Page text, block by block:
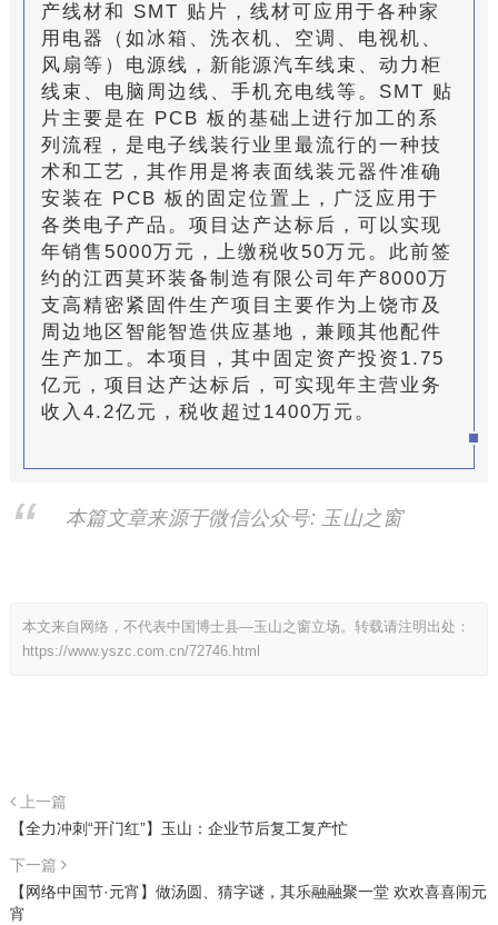
产线材和 SMT 贴片，线材可应用于各种家
用电器（如冰箱、洗衣机、空调、电视机、
风扇等）电源线，新能源汽车线束、动力柜
线束、电脑周边线、手机充电线等。SMT 贴
片主要是在 PCB 板的基础上进行加工的系
列流程，是电子线装行业里最流行的一种技
术和工艺，其作用是将表面线装元器件准确
安装在 PCB 板的固定位置上，广泛应用于
各类电子产品。项目达产达标后，可以实现
年销售5000万元，上缴税收50万元。此前签
约的江西莫环装备制造有限公司年产8000万
支高精密紧固件生产项目主要作为上饶市及
周边地区智能智造供应基地，兼顾其他配件
生产加工。本项目，其中固定资产投资1.75
亿元，项目达产达标后，可实现年主营业务
收入4.2亿元，税收超过1400万元。
本篇文章来源于微信公众号: 玉山之窗
本文来自网络，不代表中国博士县—玉山之窗立场。转载请注明出处：
https://www.yszc.com.cn/72746.html
上一篇
【全力冲刺“开门红”】玉山：企业节后复工复产忙
下一篇
【网络中国节·元宵】做汤圆、猜字谜，其乐融融聚一堂 欢欢喜喜闹元
宵